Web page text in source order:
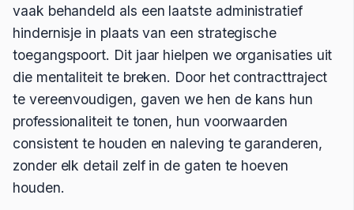
vaak behandeld als een laatste administratief
hindernisje in plaats van een strategische
toegangspoort. Dit jaar hielpen we organisaties uit
die mentaliteit te breken. Door het contracttraject
te vereenvoudigen, gaven we hen de kans hun
professionaliteit te tonen, hun voorwaarden
consistent te houden en naleving te garanderen,
zonder elk detail zelf in de gaten te hoeven
houden.